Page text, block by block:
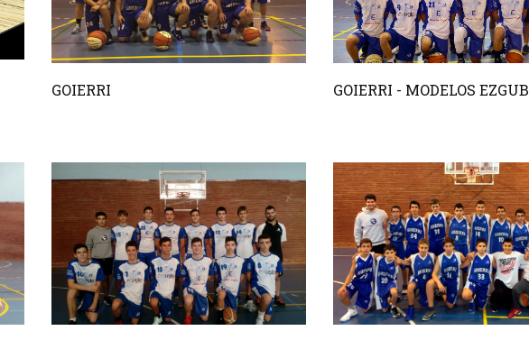
GOIERRI GOIERRI - MODELOS